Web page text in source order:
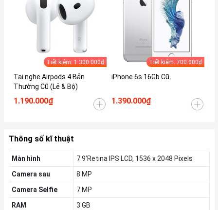
Tiết kiệm: 1.300.000₫
Tai nghe Airpods 4 Bản
Thường Cũ (Lẻ & Bộ)
1.190.000₫
Tiết kiệm: 700.000₫
iPhone 6s 16Gb Cũ
1.390.000₫
Thông số kĩ thuật
Màn hình
7.9'Retina IPS LCD, 1536 x 2048 Pixels
Camera sau
8 MP
Camera Selfie
7 MP
RAM
3 GB